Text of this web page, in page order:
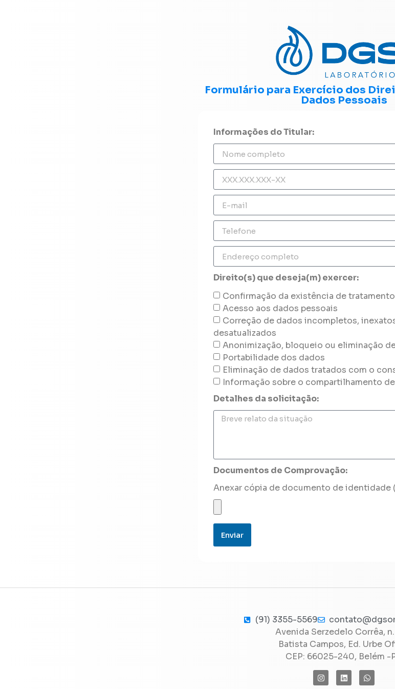
Formulário para Exercício dos
Dados Pessoais
Informações do Titular:
Direito(s) que deseja(m) exercer:
Confirmação da existência de
Acesso aos dados pessoais
Correção de dados incompletos,
desatualizados
Anonimização, bloqueio ou eliminação
Portabilidade dos dados
Eliminação de dados tratados com o
Informação sobre o compartilhamento
Detalhes da solicitação:
Documentos de Comprovação:
Anexar cópia de documento de identidade
Enviar
(91) 3355-5569
Avenida Serzedelo Corrêa,
Batista Campos, Ed. Urbe
CEP: 66025-240, Belém -